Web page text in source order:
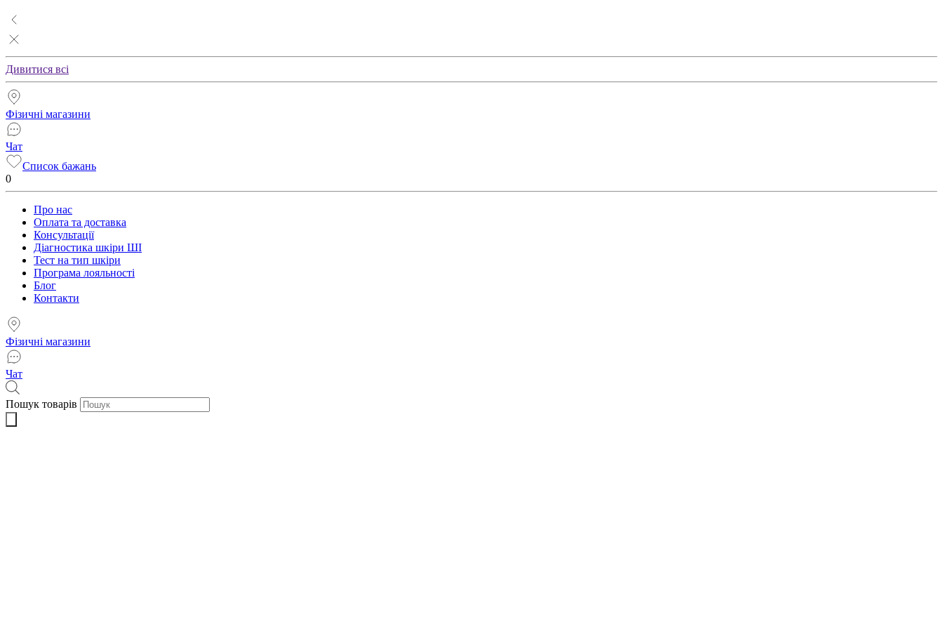
Дивитися всі
Фізичні магазини
Чат
Список бажань
0
Про нас
Оплата та доставка
Консультації
Діагностика шкіри ШІ
Тест на тип шкіри
Програма лояльності
Блог
Контакти
Фізичні магазини
Чат
Пошук товарів